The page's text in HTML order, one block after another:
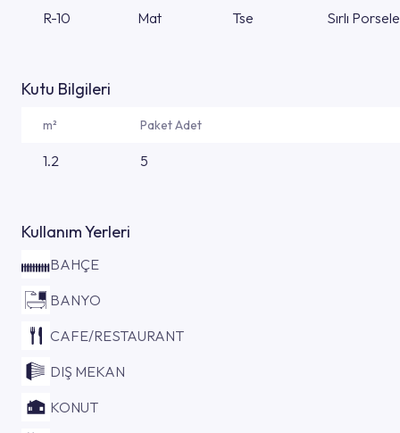
R-10 Mat Tse Sırlı
Kutu Bilgileri
m² Paket Adet
1.2 5
Kullanım Yerleri
BAHÇE
BANYO
CAFE/RESTAURANT
DIŞ MEKAN
KONUT